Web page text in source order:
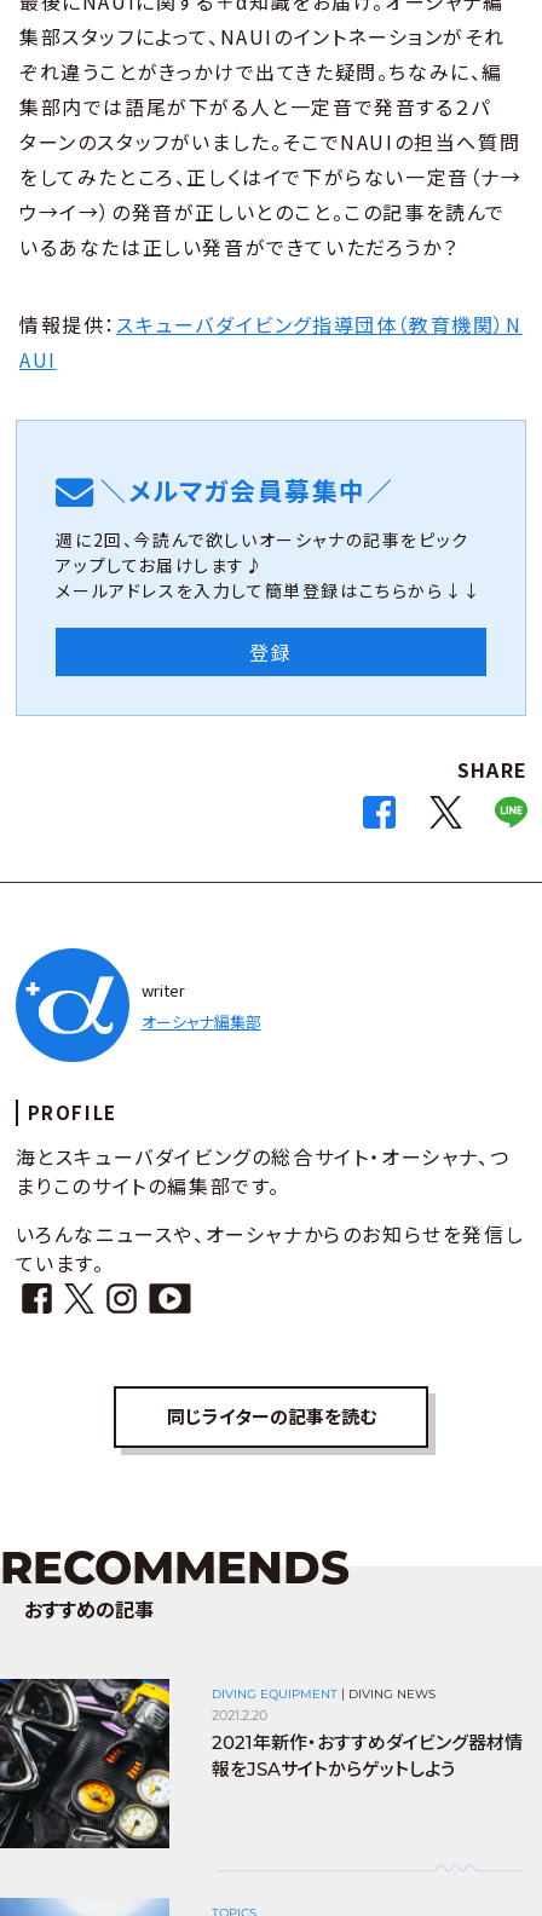
集部スタッフによって、NAUIのイントネーションがそれ
ぞれ違うことがきっかけで出てきた疑問。ちなみに、編
集部内では語尾が下がる人と一定音で発音する２パ
ターンのスタッフがいました。そこでNAUIの担当へ質問
をしてみたところ、正しくはイで下がらない一定音（ナ→
ウ→イ→）の発音が正しいとのこと。この記事を読んで
いるあなたは正しい発音ができていただろうか？
情報提供：スキューバダイビング指導団体（教育機関）N
AUI
＼メルマガ会員募集中／
週に2回、今読んで欲しいオーシャナの記事をピック
アップしてお届けします♪
メールアドレスを入力して簡単登録はこちらから↓↓
登録
SHARE
writer
オーシャナ編集部
PROFILE
海とスキューバダイビングの総合サイト・オーシャナ、つ
まりこのサイトの編集部です。
いろんなニュースや、オーシャナからのお知らせを発信し
ています。
同じライターの記事を読む
RECOMMENDS
おすすめの記事
DIVING EQUIPMENT | DIVING NEWS
2021.2.20
2021年新作・おすすめダイビング器材情
報をJSAサイトからゲットしよう
TOPICS